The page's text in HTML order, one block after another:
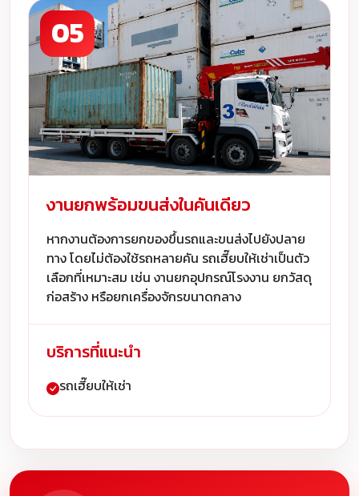
05
งานยกพร้อมขนส่งในคันเดียว
หากงานต้องการยกของขึ้นรถและขนส่งไปยังปลาย
ทาง โดยไม่ต้องใช้รถหลายคัน รถเฮี๊ยบให้เช่าเป็นตัว
เลือกที่เหมาะสม เช่น งานยกอุปกรณ์โรงงาน ยกวัสดุ
ก่อสร้าง หรือยกเครื่องจักรขนาดกลาง
บริการที่แนะนำ
รถเฮี๊ยบให้เช่า